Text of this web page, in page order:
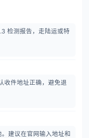
检测报告，走陆运或特
收件地址正确，避免退
建议在官网输入地址和